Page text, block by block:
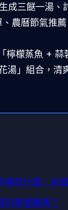
成三餸一湯、
農曆節氣推
檸檬蒸魚 + 蒜
湯」組合，清
晚吃什麼」糾
的那麼難嗎？